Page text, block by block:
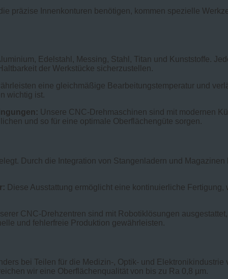
präzise Innenkonturen benötigen, kommen spezielle
Edelstahl, Messing, Stahl, Titan und Kunststoffe.
der Werkstücke sicherzustellen.
eine gleichmäßige Bearbeitungstemperatur und
wichtig ist.
Unsere CNC-Drehmaschinen sind mit modernen
und so für eine optimale Oberflächengüte sorgen.
Durch die Integration von Stangenladern und
Diese Ausstattung ermöglicht eine kontinuierliche
CNC-Drehzentren sind mit Robotiklösungen
und fehlerfreie Produktion gewährleisten.
bei Teilen für die Medizin-, Optik- und
wir eine Oberflächenqualität von bis zu Ra 0,8 µm.